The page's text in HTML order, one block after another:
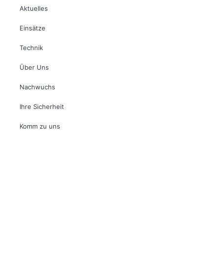
Aktuelles
Einsätze
Technik
Über Uns
Nachwuchs
Ihre Sicherheit
Komm zu uns